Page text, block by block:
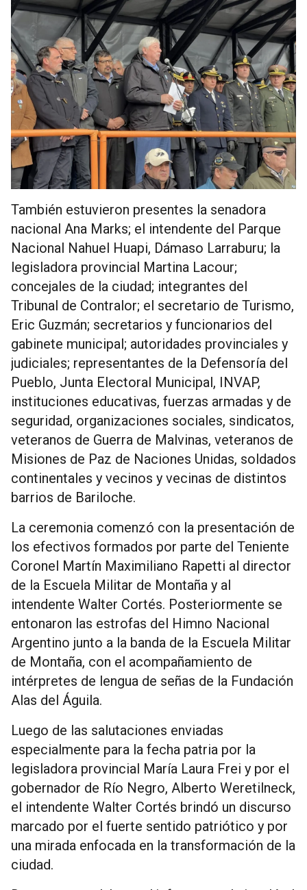
También estuvieron presentes la senadora
nacional Ana Marks; el intendente del Parque
Nacional Nahuel Huapi, Dámaso Larraburu; la
legisladora provincial Martina Lacour;
concejales de la ciudad; integrantes del
Tribunal de Contralor; el secretario de Turismo,
Eric Guzmán; secretarios y funcionarios del
gabinete municipal; autoridades provinciales y
judiciales; representantes de la Defensoría del
Pueblo, Junta Electoral Municipal, INVAP,
instituciones educativas, fuerzas armadas y de
seguridad, organizaciones sociales, sindicatos,
veteranos de Guerra de Malvinas, veteranos de
Misiones de Paz de Naciones Unidas, soldados
continentales y vecinos y vecinas de distintos
barrios de Bariloche.
La ceremonia comenzó con la presentación de
los efectivos formados por parte del Teniente
Coronel Martín Maximiliano Rapetti al director
de la Escuela Militar de Montaña y al
intendente Walter Cortés. Posteriormente se
entonaron las estrofas del Himno Nacional
Argentino junto a la banda de la Escuela Militar
de Montaña, con el acompañamiento de
intérpretes de lengua de señas de la Fundación
Alas del Águila.
Luego de las salutaciones enviadas
especialmente para la fecha patria por la
legisladora provincial María Laura Frei y por el
gobernador de Río Negro, Alberto Weretilneck,
el intendente Walter Cortés brindó un discurso
marcado por el fuerte sentido patriótico y por
una mirada enfocada en la transformación de la
ciudad.